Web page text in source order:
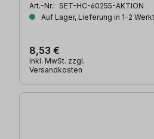
Art.-Nr.: SET-HC-60255-AKTION
Auf Lager, Lieferung in 1-2
8,53 €
inkl. MwSt. zzgl.
Versandkosten